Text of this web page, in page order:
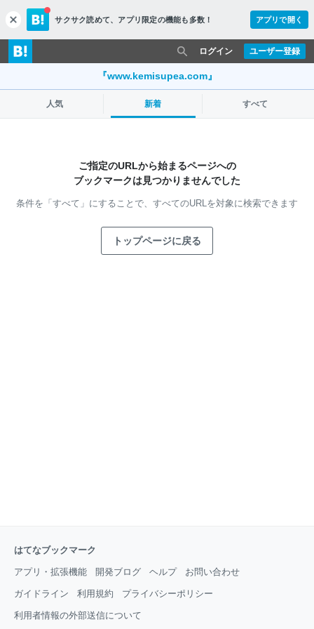
c
l
o
s
サクサク読めて、 アプリ限定の機能も多数！ アプリで開く
ユーザー登録
ログイン
『www.kemisupea.com』
人気 新着 すべて
ご指定のURLから始まるページへの
ブックマークは見つかりませんでした
条件を「すべて」にすることで、 すべてのURLを対象に検索できます
トップページに戻る
はてなブックマーク
アプリ・拡張機能 開発ブログ ヘルプ お問い合わせ
ガイドライン 利用規約 プライバシーポリシー
利用者情報の外部送信について